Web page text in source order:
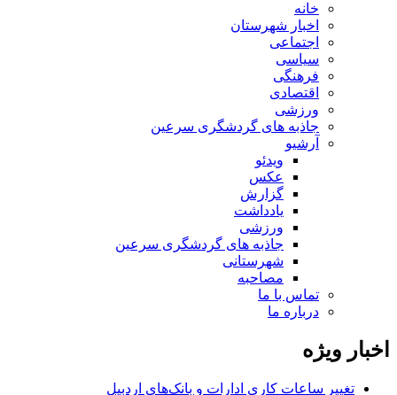
خانه
اخبار شهرستان
اجتماعی
سیاسی
فرهنگی
اقتصادی
ورزشی
جاذبه های گردشگری سرعین
آرشیو
ویدئو
عکس
گزارش
یادداشت
ورزشی
جاذبه های گردشگری سرعین
شهرستانی
مصاحبه
تماس با ما
درباره ما
اخبار ویژه
تغییر ساعات کاری ادارات و بانک‌های اردبیل